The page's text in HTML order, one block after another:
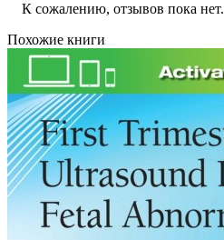
К сожалению, отзывов пока нет.
Похожие книги